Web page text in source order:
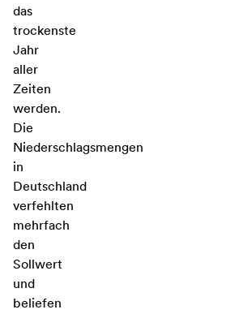
das
trockenste
Jahr
aller
Zeiten
werden.
Die
Niederschlagsmengen
in
Deutschland
verfehlten
mehrfach
den
Sollwert
und
beliefen